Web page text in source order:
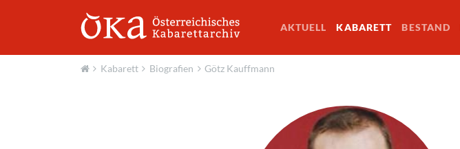
AKTUELL KABARETT BESTAND
Kabarett Biografien Götz Kauffmann